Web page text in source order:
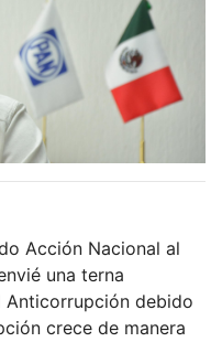
Acción Nacional al
una terna
Anticorrupción debido
crece de manera